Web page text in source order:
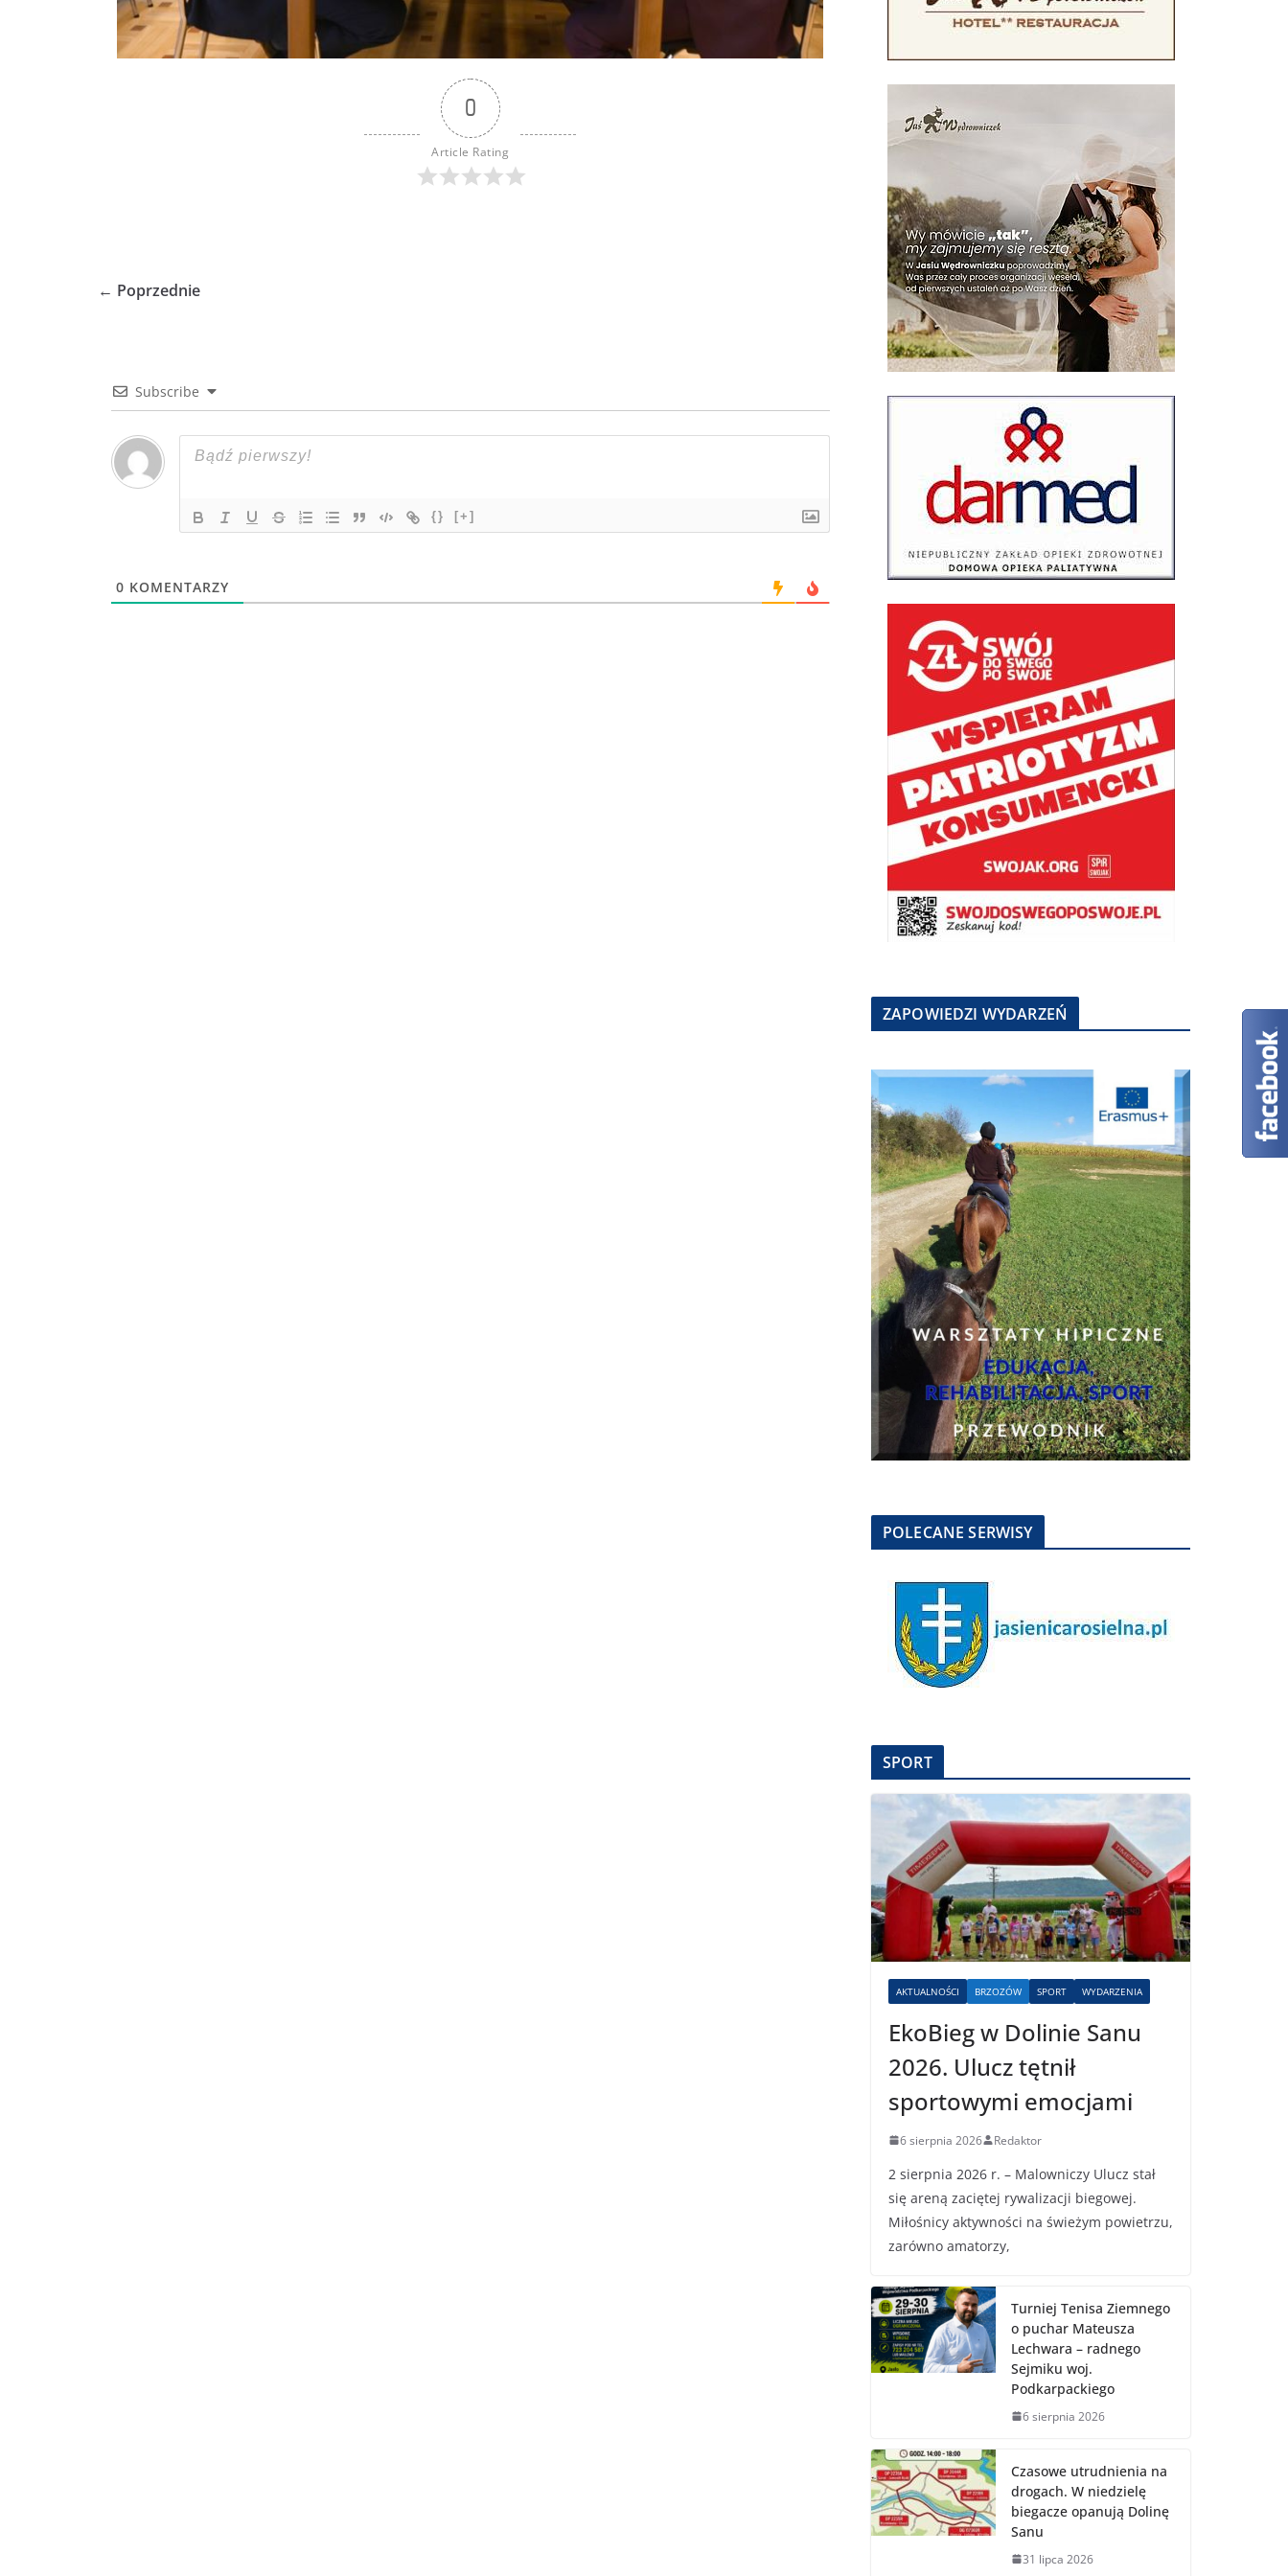
0
Article Rating
← Poprzednie
Subscribe
{} [+]
0 KOMENTARZY
ZAPOWIEDZI WYDARZEŃ
POLECANE SERWISY
SPORT
AKTUALNOŚCI BRZOZÓW SPORT WYDARZENIA
EkoBieg w Dolinie Sanu
2026. Ulucz tętnił
sportowymi emocjami
6 sierpnia 2026 Redaktor
2 sierpnia 2026 r. – Malowniczy Ulucz stał
się areną zaciętej rywalizacji biegowej.
Miłośnicy aktywności na świeżym powietrzu,
zarówno amatorzy,
Turniej Tenisa Ziemnego
o puchar Mateusza
Lechwara – radnego
Sejmiku woj.
Podkarpackiego
6 sierpnia 2026
Czasowe utrudnienia na
drogach. W niedzielę
biegacze opanują Dolinę
Sanu
31 lipca 2026